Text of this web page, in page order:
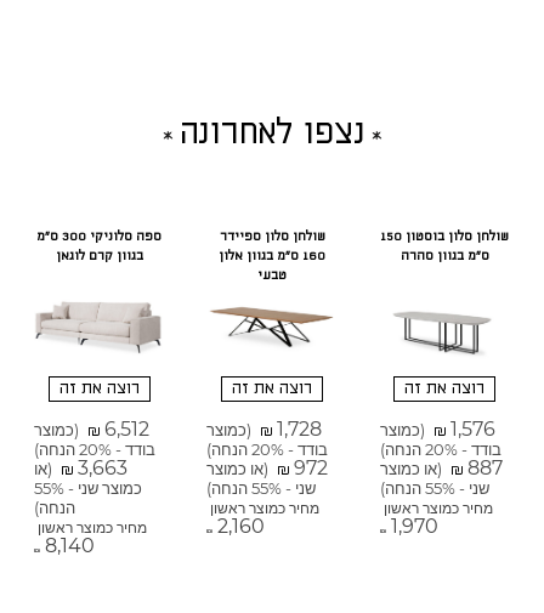
נצפו לאחרונה
שולחן סלון בוסטון 150
ס"מ בגוון סהרה
רוצה את זה
₪ 1,576
(כמוצר
בודד - 20% הנחה)
₪ 887
(או כמוצר
שני - 55% הנחה)
מחיר כמוצר ראשון
₪ 1,970
שולחן סלון ספיידר
160 ס"מ בגוון אלון
טבעי
רוצה את זה
₪ 1,728
(כמוצר
בודד - 20% הנחה)
₪ 972
(או כמוצר
שני - 55% הנחה)
מחיר כמוצר ראשון
₪ 2,160
ספה סלוניקי 300 ס"מ
בגוון קרם לוגאן
רוצה את זה
₪ 6,512
(כמוצר
בודד - 20% הנחה)
₪ 3,663
(או
כמוצר שני - 55%
הנחה)
מחיר כמוצר ראשון
₪ 8,140